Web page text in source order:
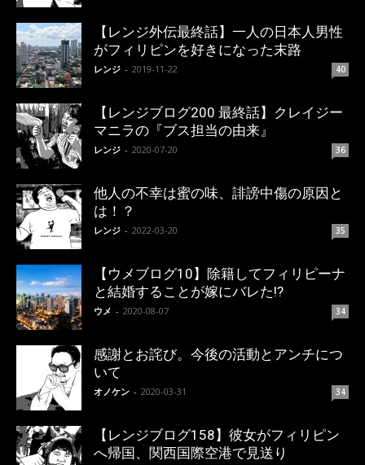
【レンジ外伝最終話】一人の日本人男性
がフィリピンを好きになった末路
レンジ - 2019-11-22 40
【レンジブログ200 最終話】クレイジー
マニラの『ブス担当の由来』
レンジ - 2020-07-20 36
他人の不幸は蜜の味、誹謗中傷の原因と
は！？
レンジ - 2022-03-20 35
【ウメブログ10】除籍してフィリピーナ
と結婚することが嫁にバレた!?
ウメ - 2020-08-07 34
感謝とお詫び。今後の活動とアンチにつ
いて
オノケン - 2020-03-31 34
【レンジブログ158】彼女がフィリピン
へ帰国、関西国際空港で見送り